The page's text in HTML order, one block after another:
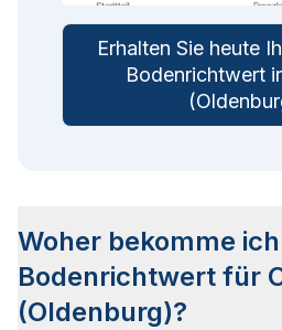
Erhalten Sie heute
Bodenrichtwert
Woher bekomme
Bodenrichtwert für
(Oldenburg)?